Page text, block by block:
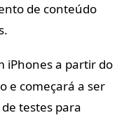
de conteúdo
iPhones a partir do
e começará a ser
testes para